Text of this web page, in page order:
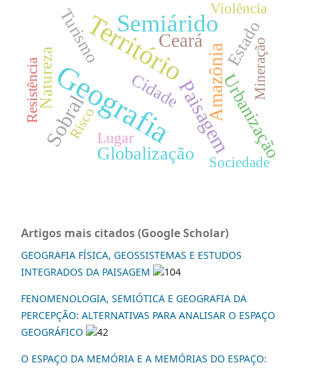
Geografia
Território
Semiárido
Paisagem
Sobral
Ceará
Amazônia
Globalização Urbanização
Natureza Cidade
Turismo Estado
Lugar
Violência
Resistência Risco
Mineração
Sociedade
Artigos mais citados (Google Scholar)
GEOGRAFIA FÍSICA, GEOSSISTEMAS E ESTUDOS
INTEGRADOS DA PAISAGEM
104
FENOMENOLOGIA, SEMIÓTICA E GEOGRAFIA DA
PERCEPÇÃO: ALTERNATIVAS PARA ANALISAR O ESPAÇO
GEOGRÁFICO
42
O ESPAÇO DA MEMÓRIA E A MEMÓRIAS DO ESPAÇO: